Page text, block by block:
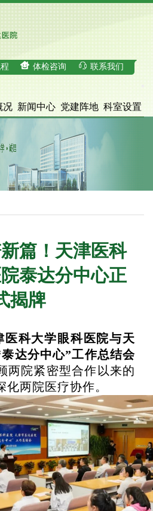
体检咨询 联系我们
况 新闻中心 党建阵地 科室设置
究 医疗服务 体检中心
脑血管病诊治中心
篇！天津医科
泰达分中心正
揭牌
医科大学眼科医院与天
泰达分中心”工作总结会
两院紧密型合作以来的
两院医疗协作。